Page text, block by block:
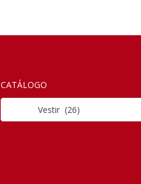
CATÁLOGO
Vestir (26)